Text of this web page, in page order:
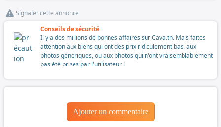
Signaler cette annonce
Conseils de sécurité
Il y a des millions de bonnes affaires sur Cava.tn. Mais faites
attention aux biens qui ont des prix ridiculement bas, aux
photos génériques, ou aux photos qui n'ont vraisemblablement
pas été prises par l'utilisateur !
Ajouter un commentaire